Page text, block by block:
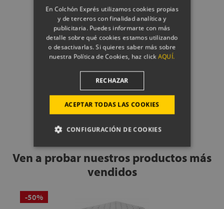
Ven a probar nuestros productos más
vendidos
-50%
En Colchón Exprés utilizamos cookies propias
y de terceros con finalidad analítica y
publicitaria. Puedes informarte con más
detalle sobre qué cookies estamos utilizando
o desactivarlas. Si quieres saber más sobre
nuestra Política de Cookies, haz clickAQUÍ.
ACEPTAR TODAS LAS COOKIES
RECHAZAR
CONFIGURACIÓN DE COOKIES